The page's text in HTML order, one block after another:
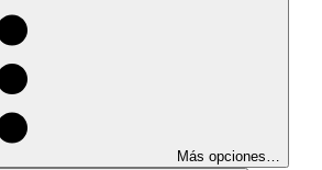
Más opciones…